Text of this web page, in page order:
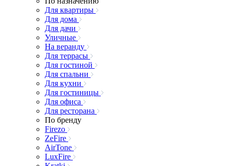
Для квартиры
Для дома
Для дачи
Уличные
На веранду
Для террасы
Для гостиной
Для спальни
Для кухни
Для гостиницы
Для офиса
Для ресторана
По бренду
Firezo
ZeFire
AirTone
LuxFire